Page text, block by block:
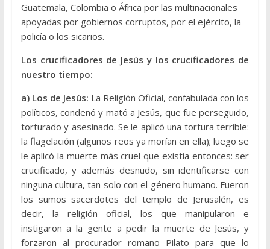
Guatemala, Colombia o África por las multinacionales
apoyadas por gobiernos corruptos, por el ejército, la
policía o los sicarios.
Los crucificadores de Jesús y los crucificadores de
nuestro tiempo:
a) Los de Jesús: La Religión Oficial, confabulada con los
políticos, condenó y mató a Jesús, que fue perseguido,
torturado y asesinado. Se le aplicó una tortura terrible:
la flagelación (algunos reos ya morían en ella); luego se
le aplicó la muerte más cruel que existía entonces: ser
crucificado, y además desnudo, sin identificarse con
ninguna cultura, tan solo con el género humano. Fueron
los sumos sacerdotes del templo de Jerusalén, es
decir, la religión oficial, los que manipularon e
instigaron a la gente a pedir la muerte de Jesús, y
forzaron al procurador romano Pilato para que lo